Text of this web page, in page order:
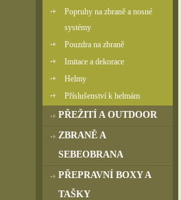
Popruhy na zbraně a nosné
systémy
Pouzdra na zbraně
Imitace a dekorace
Helmy
Příslušenství k helmám
PŘEŽITÍ A OUTDOOR
ZBRANĚ A
SEBEOBRANA
PŘEPRAVNÍ BOXY A
TAŠKY